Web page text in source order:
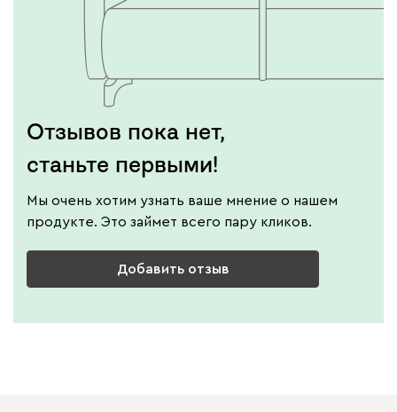
Отзывов пока нет,
станьте первыми!
Мы очень хотим узнать ваше мнение о нашем
продукте. Это займет всего пару кликов.
Добавить отзыв